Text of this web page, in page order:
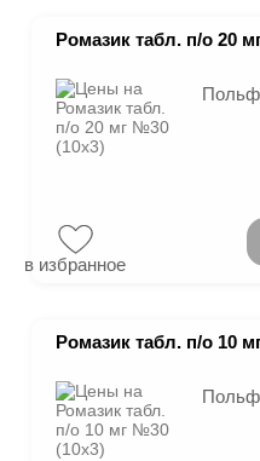
Ромазик табл. п/о 20
в избранное
Ромазик табл. п/о 10